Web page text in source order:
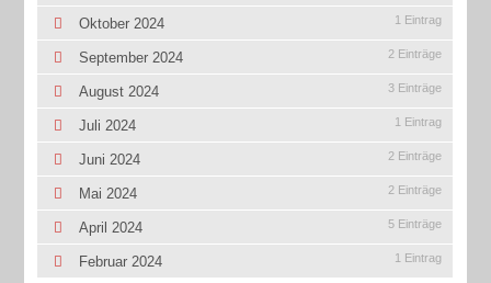
Oktober 2024 1 Eintrag
September 2024 2 Einträge
August 2024 3 Einträge
Juli 2024 1 Eintrag
Juni 2024 2 Einträge
Mai 2024 2 Einträge
April 2024 5 Einträge
Februar 2024 1 Eintrag